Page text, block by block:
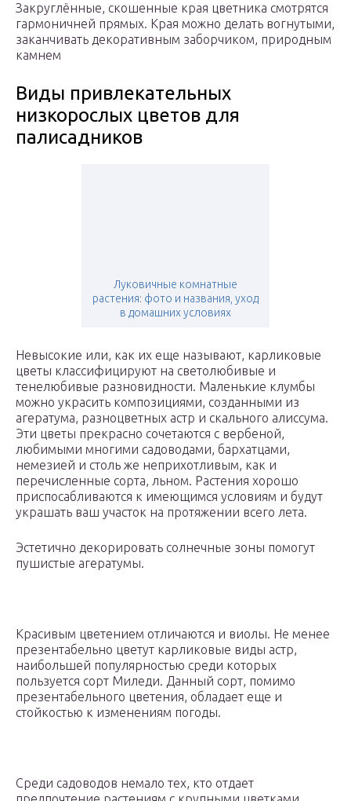
Закруглённые, скошенные края цветника смотрятся
гармоничней прямых. Края можно делать вогнутыми,
заканчивать декоративным заборчиком, природным
камнем
Виды привлекательных
низкорослых цветов для
палисадников
Луковичные комнатные
растения: фото и названия, уход
в домашних условиях
Невысокие или, как их еще называют, карликовые
цветы классифицируют на светолюбивые и
тенелюбивые разновидности. Маленькие клумбы
можно украсить композициями, созданными из
агератума, разноцветных астр и скального алиссума.
Эти цветы прекрасно сочетаются с вербеной,
любимыми многими садоводами, бархатцами,
немезией и столь же неприхотливым, как и
перечисленные сорта, льном. Растения хорошо
приспосабливаются к имеющимся условиям и будут
украшать ваш участок на протяжении всего лета.
Эстетично декорировать солнечные зоны помогут
пушистые агератумы.
Красивым цветением отличаются и виолы. Не менее
презентабельно цветут карликовые виды астр,
наибольшей популярностью среди которых
пользуется сорт Миледи. Данный сорт, помимо
презентабельного цветения, обладает еще и
стойкостью к изменениям погоды.
Среди садоводов немало тех, кто отдает